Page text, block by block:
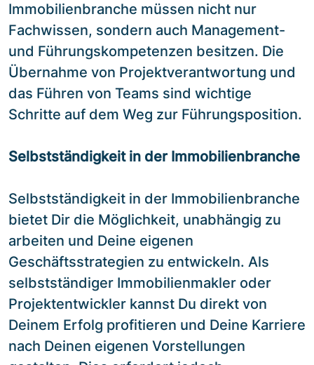
Immobilienbranche müssen nicht nur
Fachwissen, sondern auch Management-
und Führungskompetenzen besitzen. Die
Übernahme von Projektverantwortung und
das Führen von Teams sind wichtige
Schritte auf dem Weg zur Führungsposition.
Selbstständigkeit in der Immobilienbranche
Selbstständigkeit in der Immobilienbranche
bietet Dir die Möglichkeit, unabhängig zu
arbeiten und Deine eigenen
Geschäftsstrategien zu entwickeln. Als
selbstständiger Immobilienmakler oder
Projektentwickler kannst Du direkt von
Deinem Erfolg profitieren und Deine Karriere
nach Deinen eigenen Vorstellungen